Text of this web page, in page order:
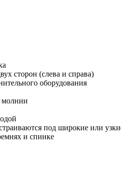
сторон (слева и справа)
оборудования
молнии
под широкие или
и спинке